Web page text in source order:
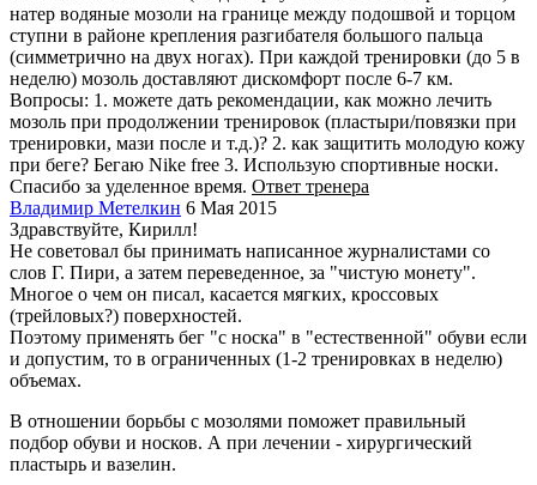
натер водяные мозоли на границе между подошвой и торцом
ступни в районе крепления разгибателя большого пальца
(симметрично на двух ногах). При каждой тренировки (до 5 в
неделю) мозоль доставляют дискомфорт после 6-7 км.
Вопросы: 1. можете дать рекомендации, как можно лечить
мозоль при продолжении тренировок (пластыри/повязки при
тренировки, мази после и т.д.)? 2. как защитить молодую кожу
при беге? Бегаю Nike free 3. Использую спортивные носки.
Спасибо за уделенное время. Ответ тренера
Владимир Метелкин 6 Мая 2015
Здравствуйте, Кирилл!
Не советовал бы принимать написанное журналистами со
слов Г. Пири, а затем переведенное, за "чистую монету".
Многое о чем он писал, касается мягких, кроссовых
(трейловых?) поверхностей.
Поэтому применять бег "с носка" в "естественной" обуви если
и допустим, то в ограниченных (1-2 тренировках в неделю)
объемах.
В отношении борьбы с мозолями поможет правильный
подбор обуви и носков. А при лечении - хирургический
пластырь и вазелин.